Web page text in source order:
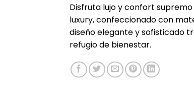
Valorado
en base a
1
valoración
de un
cliente
Disfruta lujo y confort
luxury, confeccionado con
diseño elegante y sofisticado
refugio de bienestar.